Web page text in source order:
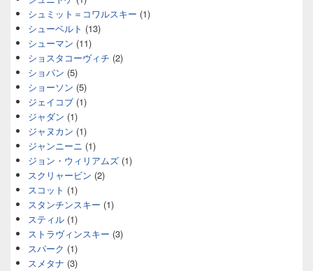
シュミット＝コワルスキー (1)
シューベルト (13)
シューマン (11)
ショスタコーヴィチ (2)
ショパン (5)
ショーソン (5)
ジェイコブ (1)
ジャダン (1)
ジャヌカン (1)
ジャンニーニ (1)
ジョン・ウィリアムズ (1)
スクリャービン (2)
スコット (1)
スタンチンスキー (1)
スティル (1)
ストラヴィンスキー (3)
スパーク (1)
スメタナ (3)